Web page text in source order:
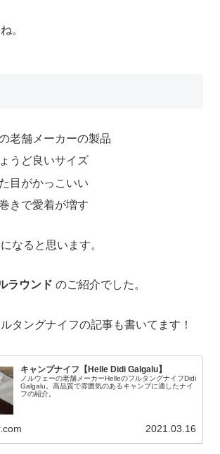
。
老舗メーカーの製品
うど良いサイズ
目がかっこいい
きで愛着が増す
なると思います。
ラウンド のご紹介でした。
タングナイフの記事も書いてます！
キャンプナイフ【Helle Didi Galgalu】
ノルウェーの老舗メーカーHelleのフルタングナイフDidi
Galgalu。高品質で雰囲気のあるキャンプに適したナイ
フの紹介。
2021.03.16